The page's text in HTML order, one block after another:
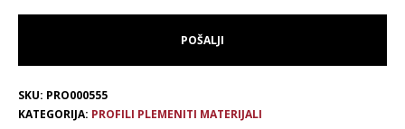
SKU: PRO000555
KATEGORIJA: PROFILI PLEMENITI MATERIJALI